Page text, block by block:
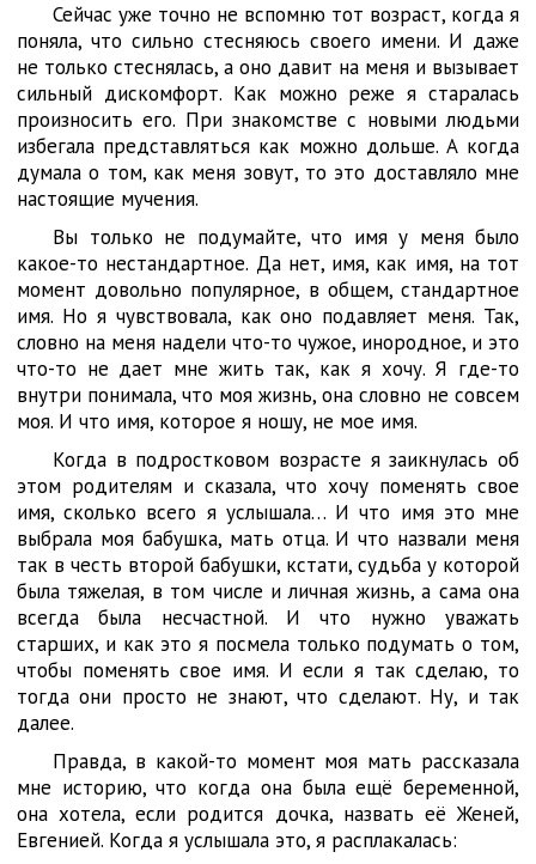
Сейчас уже точно не вспомню тот возраст, когда я
поняла, что сильно стесняюсь своего имени. И даже
не только стеснялась, а оно давит на меня и вызывает
сильный дискомфорт. Как можно реже я старалась
произносить его. При знакомстве с новыми людьми
избегала представляться как можно дольше. А когда
думала о том, как меня зовут, то это доставляло мне
настоящие мучения.
Вы только не подумайте, что имя у меня было
какое-то нестандартное. Да нет, имя, как имя, на тот
момент довольно популярное, в общем, стандартное
имя. Но я чувствовала, как оно подавляет меня. Так,
словно на меня надели что-то чужое, инородное, и это
что-то не дает мне жить так, как я хочу. Я где-то
внутри понимала, что моя жизнь, она словно не совсем
моя. И что имя, которое я ношу, не мое имя.
Когда в подростковом возрасте я заикнулась об
этом родителям и сказала, что хочу поменять свое
имя, сколько всего я услышала… И что имя это мне
выбрала моя бабушка, мать отца. И что назвали меня
так в честь второй бабушки, кстати, судьба у которой
была тяжелая, в том числе и личная жизнь, а сама она
всегда была несчастной. И что нужно уважать
старших, и как это я посмела только подумать о том,
чтобы поменять свое имя. И если я так сделаю, то
тогда они просто не знают, что сделают. Ну, и так
далее.
Правда, в какой-то момент моя мать рассказала
мне историю, что когда она была ещё беременной,
она хотела, если родится дочка, назвать её Женей,
Евгенией. Когда я услышала это, я расплакалась: